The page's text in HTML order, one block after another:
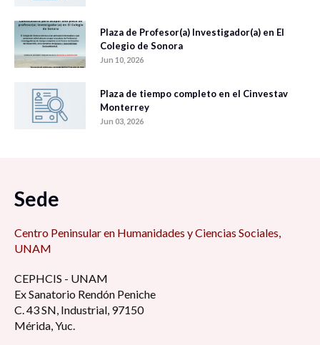
Plaza de Profesor(a) Investigador(a) en El
Colegio de Sonora
Jun 10, 2026
Plaza de tiempo completo en el Cinvestav
Monterrey
Jun 03, 2026
Sede
Centro Peninsular en Humanidades y Ciencias Sociales,
UNAM
CEPHCIS - UNAM
Ex Sanatorio Rendón Peniche
C. 43 SN, Industrial, 97150
Mérida, Yuc.